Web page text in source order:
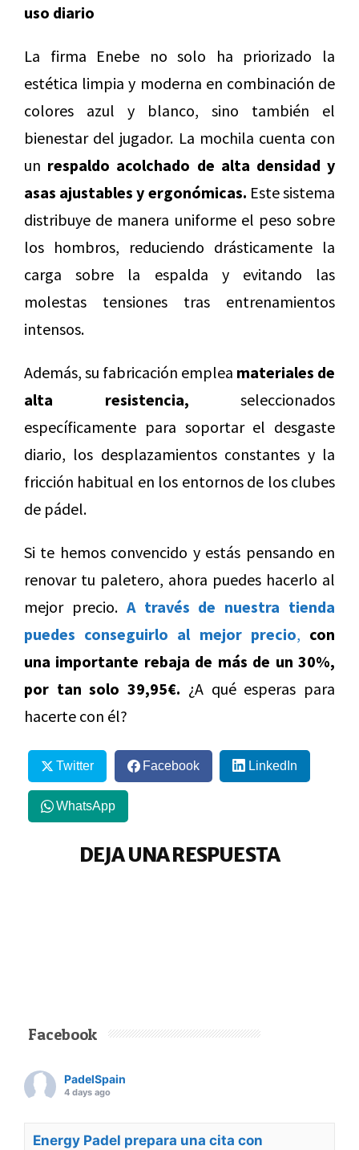
uso diario
La firma Enebe no solo ha priorizado la
estética limpia y moderna en combinación de
colores azul y blanco, sino también el
bienestar del jugador. La mochila cuenta con
un respaldo acolchado de alta densidad y
asas ajustables y ergonómicas. Este sistema
distribuye de manera uniforme el peso sobre
los hombros, reduciendo drásticamente la
carga sobre la espalda y evitando las
molestas tensiones tras entrenamientos
intensos.
Además, su fabricación emplea materiales de
alta resistencia, seleccionados
específicamente para soportar el desgaste
diario, los desplazamientos constantes y la
fricción habitual en los entornos de los clubes
de pádel.
Si te hemos convencido y estás pensando en
renovar tu paletero, ahora puedes hacerlo al
mejor precio. A través de nuestra tienda
puedes conseguirlo al mejor precio, con
una importante rebaja de más de un 30%,
por tan solo 39,95€. ¿A qué esperas para
hacerte con él?
Twitter Facebook LinkedIn
WhatsApp
DEJA UNA RESPUESTA
Facebook
PadelSpain
4 days ago
Energy Padel prepara una cita con